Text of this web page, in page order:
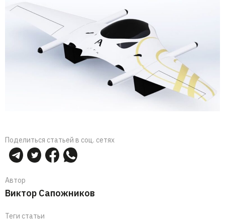
Поделиться статьей в соц. сетях
Автор
Виктор Сапожников
Теги статьи